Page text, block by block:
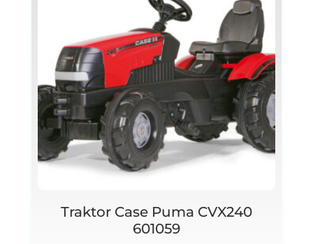
Traktor Case Puma CVX240
601059